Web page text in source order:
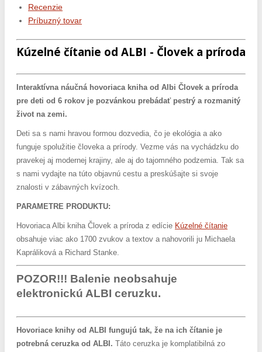
Recenzie
Príbuzný tovar
Kúzelné čítanie od ALBI - Človek a príroda
Interaktívna náučná hovoriaca kniha od Albi Človek a príroda
pre deti od 6 rokov je pozvánkou prebádať pestrý a rozmanitý
život na zemi.
Deti sa s nami hravou formou dozvedia, čo je ekológia a ako
funguje spolužitie človeka a prírody. Vezme vás na vychádzku do
pravekej aj modernej krajiny, ale aj do tajomného podzemia. Tak sa
s nami vydajte na túto objavnú cestu a preskúšajte si svoje
znalosti v zábavných kvízoch.
PARAMETRE PRODUKTU:
Hovoriaca Albi kniha Človek a príroda z edície Kúzelné čítanie
obsahuje viac ako 1700 zvukov a textov a nahovorili ju Michaela
Kapráliková a Richard Stanke.
POZOR!!! Balenie neobsahuje
elektronickú ALBI ceruzku.
Hovoriace knihy od ALBI fungujú tak, že na ich čítanie je
potrebná ceruzka od ALBI. Táto ceruzka je komplatibilná zo